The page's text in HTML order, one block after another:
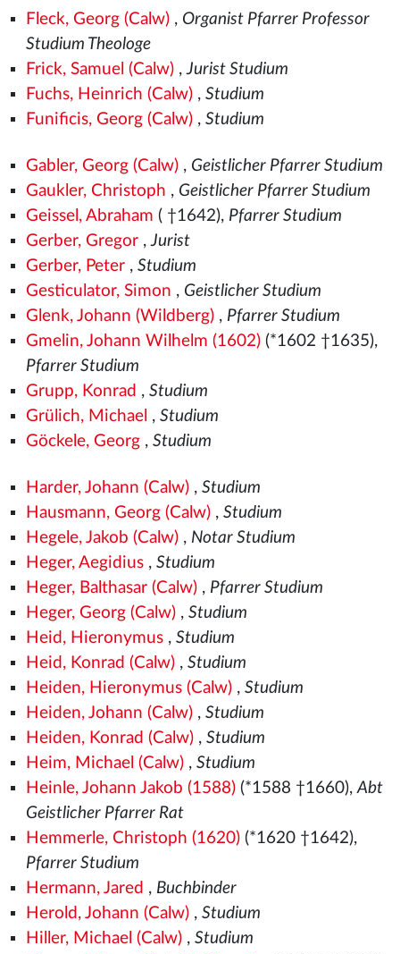
Fleck, Georg (Calw), Organist Pfarrer Professor
Studium Theologe
Frick, Samuel (Calw),Jurist Studium
Fuchs, Heinrich (Calw), Studium
Funificis, Georg (Calw), Studium
Gabler, Georg (Calw), Geistlicher Pfarrer Studium
Gaukler, Christoph , Geistlicher Pfarrer Studium
Geissel, Abraham ( †1642), Pfarrer Studium
Gerber, Gregor,Jurist
Gerber, Peter, Studium
Gesticulator, Simon , Geistlicher Studium
Glenk, Johann (Wildberg), Pfarrer Studium
Gmelin, Johann Wilhelm (1602)(*1602 †1635),
Pfarrer Studium
Grupp, Konrad , Studium
Grülich, Michael , Studium
Göckele, Georg, Studium
Harder, Johann (Calw), Studium
Hausmann, Georg (Calw), Studium
Hegele, Jakob (Calw), Notar Studium
Heger, Aegidius, Studium
Heger, Balthasar (Calw), Pfarrer Studium
Heger, Georg (Calw), Studium
Heid, Hieronymus, Studium
Heid, Konrad (Calw), Studium
Heiden, Hieronymus (Calw), Studium
Heiden, Johann (Calw), Studium
Heiden, Konrad (Calw), Studium
Heim, Michael (Calw), Studium
Heinle, Johann Jakob (1588)(*1588 †1660),Abt
Geistlicher Pfarrer Rat
Hemmerle, Christoph (1620)(*1620 †1642),
Pfarrer Studium
Hermann, Jared , Buchbinder
Herold, Johann (Calw), Studium
Hiller, Michael (Calw), Studium